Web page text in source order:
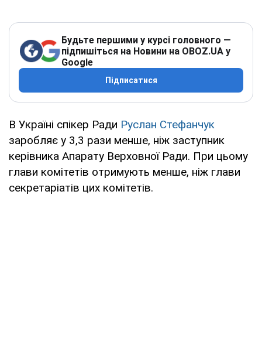
Будьте першими у курсі головного —
підпишіться на Новини на OBOZ.UA у
Google
Підписатися
В Україні спікер Ради Руслан Стефанчук
заробляє у 3,3 рази менше, ніж заступник
керівника Апарату Верховної Ради. При цьому
глави комітетів отримують менше, ніж глави
секретаріатів цих комітетів.